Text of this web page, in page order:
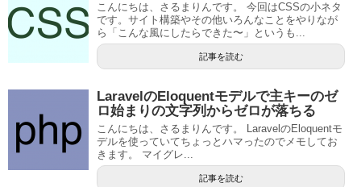
こんにちは、さるまりんです。 今回はCSSの小ネタ
です。サイト構築やその他いろんなことをやりなが
ら「こんな風にしたらできた〜」というも...
記事を読む
LaravelのEloquentモデルで主キーのゼ
ロ始まりの文字列からゼロが落ちる
こんにちは、さるまりんです。 LaravelのEloquentモ
デルを使っていてちょっとハマったのでメモしてお
きます。 マイグレ...
記事を読む